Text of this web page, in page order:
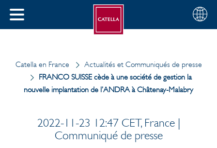
FERMER
votre
Français
Catella en France
Actualités et Communiqués de presse
FRANCO SUISSE cède à une société de gestion la
nouvelle implantation de l’ANDRA à Châtenay-Malabry
2022-11-23 12:47 CET, France |
Communiqué de presse